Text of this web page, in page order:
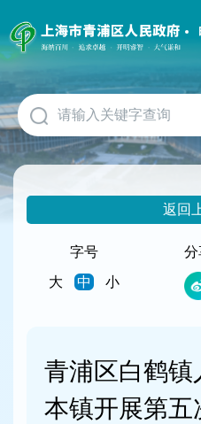
障
碍
作
说
明
跳
到
网
返回
字号
大
中 小
分
青浦区白鹤镇
本镇开展第五